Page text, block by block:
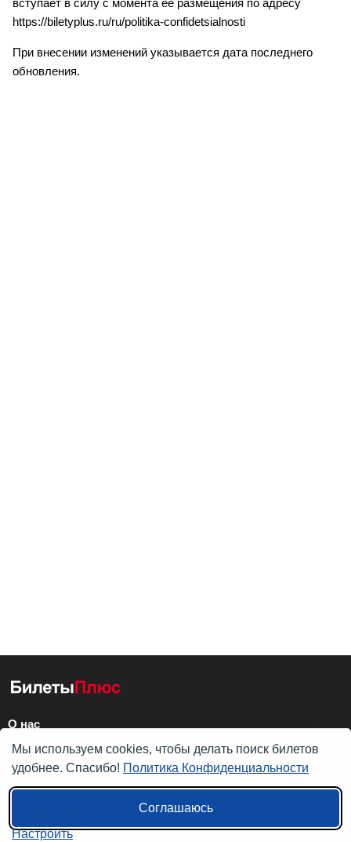
вступает в силу с момента ее размещения по адресу
https://biletyplus.ru/ru/politika-confidetsialnosti
При внесении изменений указывается дата последнего
обновления.
О нас
О компании
Политика конфиденциальности
Мы используем cookies, чтобы делать поиск билетов
удобнее. Спасибо! Политика Конфиденциальности
Соглашаюсь
Настроить